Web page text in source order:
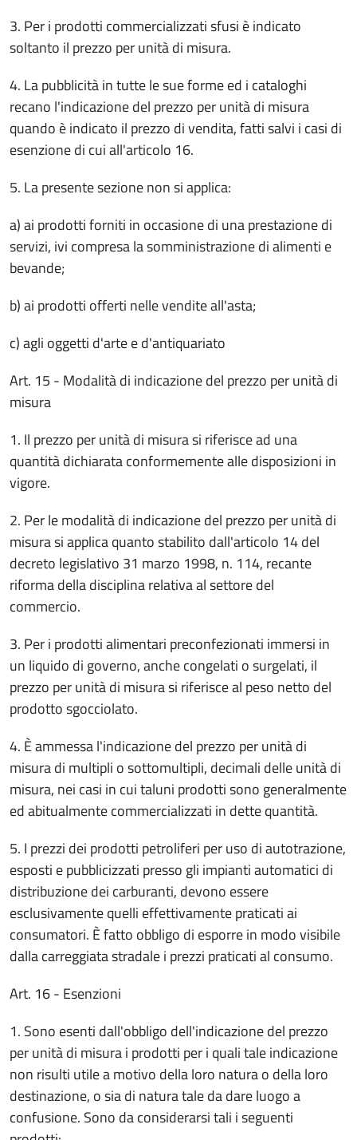
3. Per i prodotti commercializzati sfusi è indicato
soltanto il prezzo per unità di misura.
4. La pubblicità in tutte le sue forme ed i cataloghi
recano l'indicazione del prezzo per unità di misura
quando è indicato il prezzo di vendita, fatti salvi i casi di
esenzione di cui all'articolo 16.
5. La presente sezione non si applica:
a) ai prodotti forniti in occasione di una prestazione di
servizi, ivi compresa la somministrazione di alimenti e
bevande;
b) ai prodotti offerti nelle vendite all'asta;
c) agli oggetti d'arte e d'antiquariato
Art. 15 - Modalità di indicazione del prezzo per unità di
misura
1. Il prezzo per unità di misura si riferisce ad una
quantità dichiarata conformemente alle disposizioni in
vigore.
2. Per le modalità di indicazione del prezzo per unità di
misura si applica quanto stabilito dall'articolo 14 del
decreto legislativo 31 marzo 1998, n. 114, recante
riforma della disciplina relativa al settore del
commercio.
3. Per i prodotti alimentari preconfezionati immersi in
un liquido di governo, anche congelati o surgelati, il
prezzo per unità di misura si riferisce al peso netto del
prodotto sgocciolato.
4. È ammessa l'indicazione del prezzo per unità di
misura di multipli o sottomultipli, decimali delle unità di
misura, nei casi in cui taluni prodotti sono generalmente
ed abitualmente commercializzati in dette quantità.
5. I prezzi dei prodotti petroliferi per uso di autotrazione,
esposti e pubblicizzati presso gli impianti automatici di
distribuzione dei carburanti, devono essere
esclusivamente quelli effettivamente praticati ai
consumatori. È fatto obbligo di esporre in modo visibile
dalla carreggiata stradale i prezzi praticati al consumo.
Art. 16 - Esenzioni
1. Sono esenti dall'obbligo dell'indicazione del prezzo
per unità di misura i prodotti per i quali tale indicazione
non risulti utile a motivo della loro natura o della loro
destinazione, o sia di natura tale da dare luogo a
confusione. Sono da considerarsi tali i seguenti